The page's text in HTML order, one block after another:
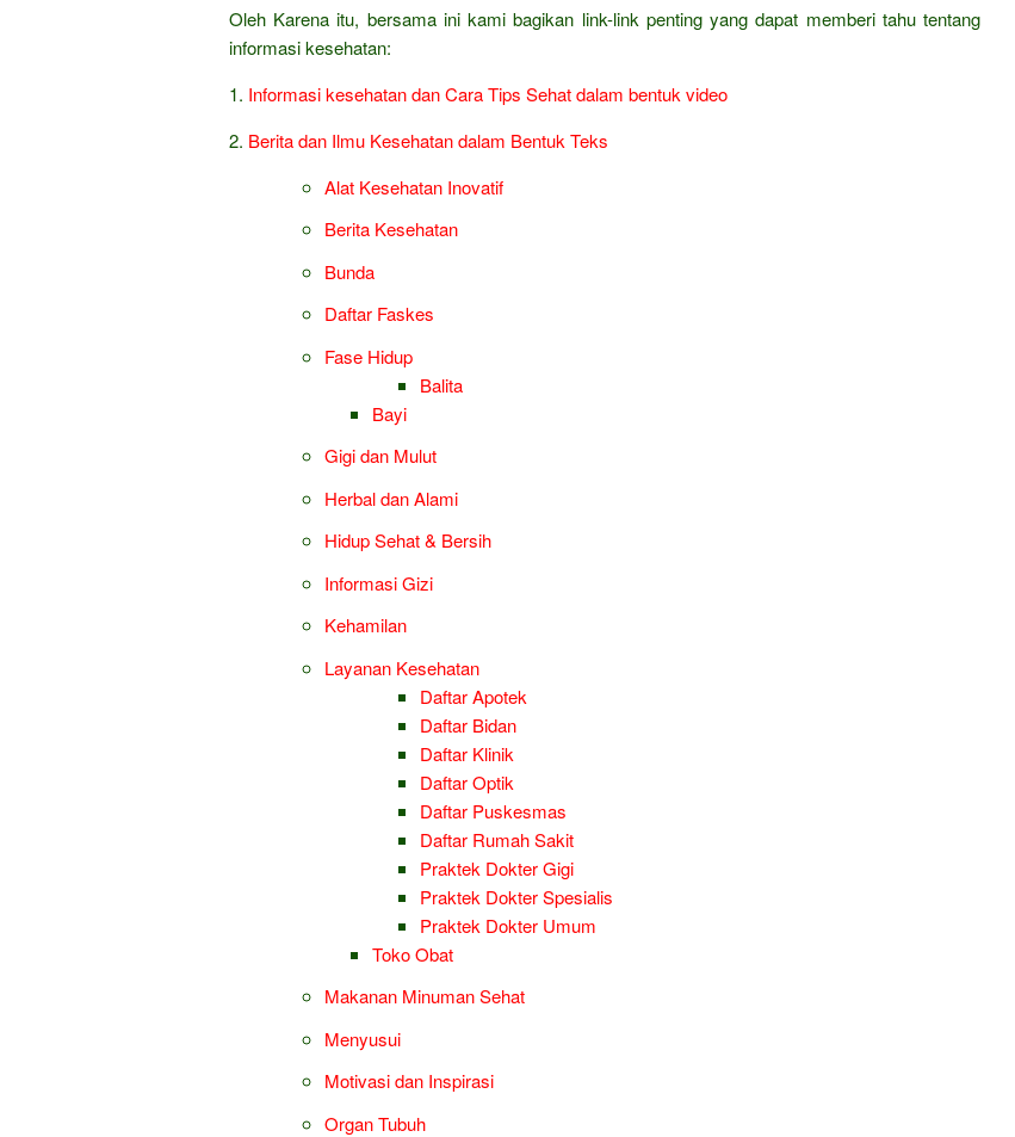
Oleh Karena itu, bersama ini kami bagikan link-link penting yang dapat memberi tahu tentang
informasi kesehatan:
1. Informasi kesehatan dan Cara Tips Sehat dalam bentuk video
2. Berita dan Ilmu Kesehatan dalam Bentuk Teks
Alat Kesehatan Inovatif
Berita Kesehatan
Bunda
Daftar Faskes
Fase Hidup
Balita
Bayi
Gigi dan Mulut
Herbal dan Alami
Hidup Sehat & Bersih
Informasi Gizi
Kehamilan
Layanan Kesehatan
Daftar Apotek
Daftar Bidan
Daftar Klinik
Daftar Optik
Daftar Puskesmas
Daftar Rumah Sakit
Praktek Dokter Gigi
Praktek Dokter Spesialis
Praktek Dokter Umum
Toko Obat
Makanan Minuman Sehat
Menyusui
Motivasi dan Inspirasi
Organ Tubuh